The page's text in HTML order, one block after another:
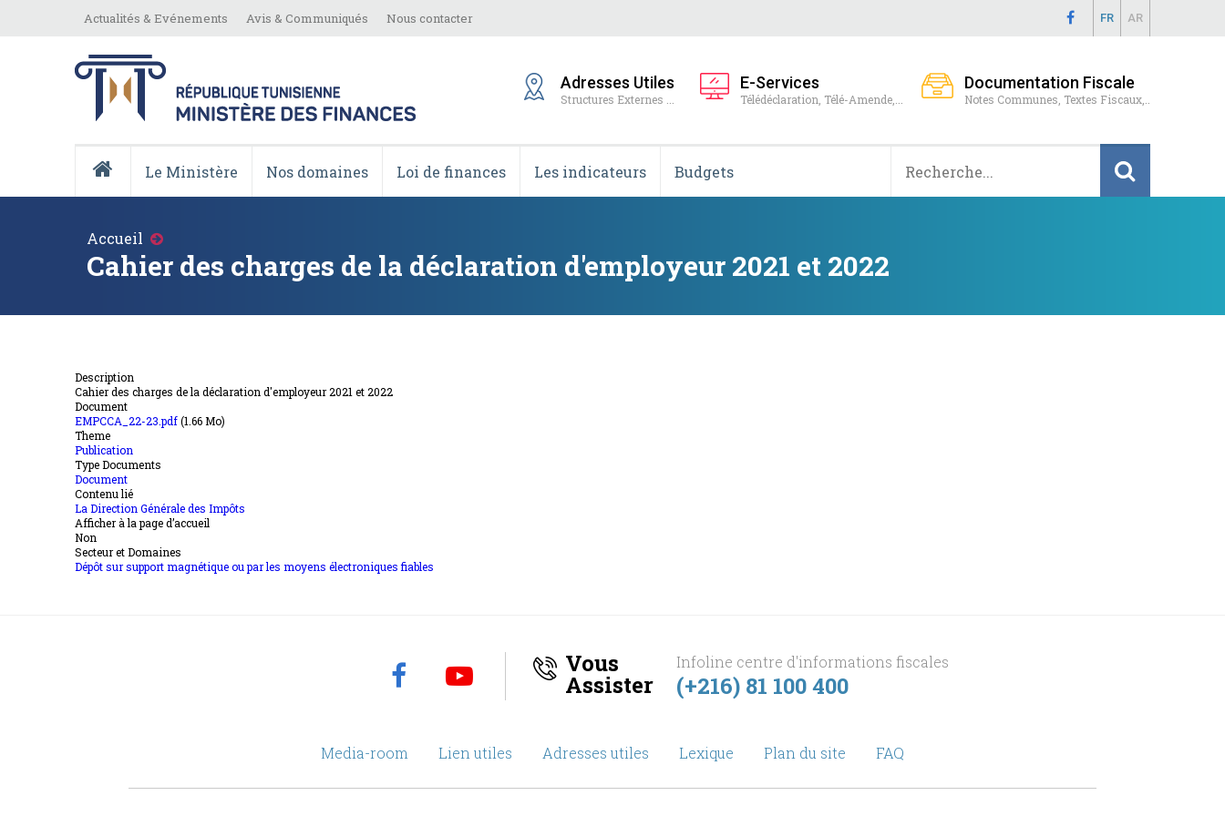
Menu
Actualités & Evénements Avis & Communiqués Nous contacter FR AR
Adresses Utiles
Structures Externes ...
E-Services
Télédéclaration, Télé-Amende,...
Documentation Fiscale
Notes Communes, Textes Fiscaux,..
Principale
Le Ministère Nos domaines Loi de finances Les indicateurs Budgets
Fil
Accueil
Cahier des charges de la déclaration d'employeur 2021 et 2022
Description
Cahier des charges de la déclaration d'employeur 2021 et 2022
Document
EMPCCA_22-23.pdf(1.66 Mo)
Theme
Publication
Type Documents
Document
Contenu lié
La Direction Générale des Impôts
Afficher à la page d’accueil
Non
Secteur et Domaines
Dépôt sur support magnétique ou par les moyens électroniques fiables
Vous
Assister
Infoline centre d'informations fiscales
(+216) 81 100 400
Media-room Lien utiles Adresses utiles Lexique Plan du site FAQ